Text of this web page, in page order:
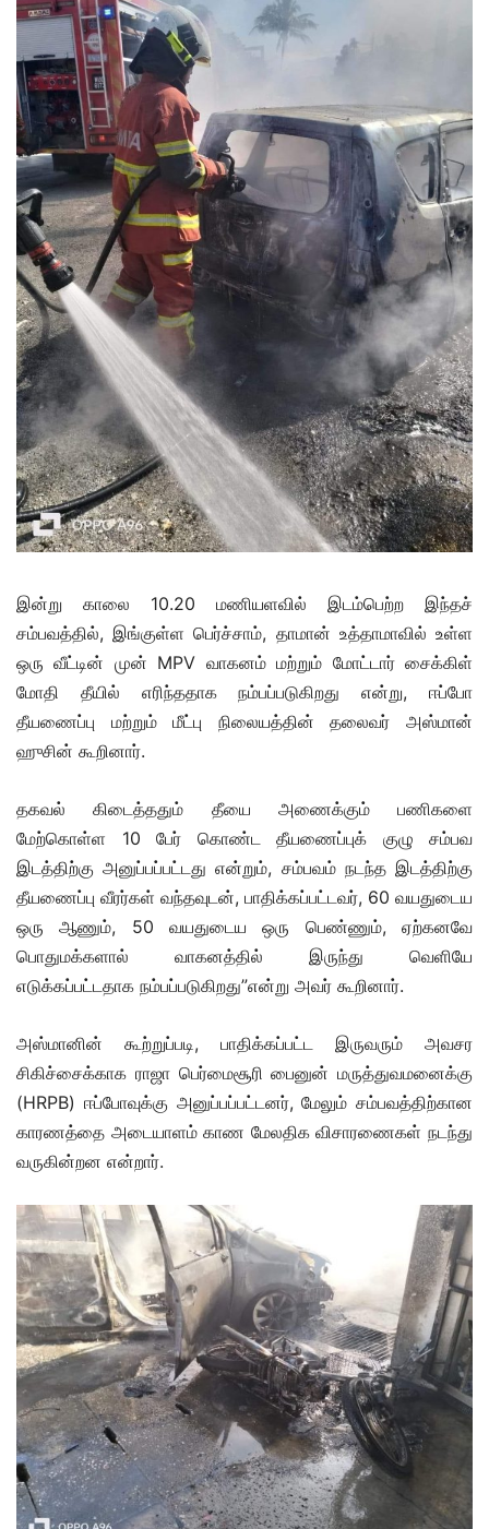
இன்று காலை 10.20 மணியளவில் இடம்பெற்ற இந்தச்
சம்பவத்தில், இங்குள்ள பெர்ச்சாம், தாமான் உத்தாமாவில் உள்ள
ஒரு வீட்டின் முன் MPV வாகனம் மற்றும் மோட்டார் சைக்கிள்
மோதி தீயில் எரிந்ததாக நம்பப்படுகிறது என்று, ஈப்போ
தீயணைப்பு மற்றும் மீட்பு நிலையத்தின் தலைவர் அஸ்மான்
ஹுசின் கூறினார்.
தகவல் கிடைத்ததும் தீயை அணைக்கும் பணிகளை
மேற்கொள்ள 10 பேர் கொண்ட தீயணைப்புக் குழு சம்பவ
இடத்திற்கு அனுப்பப்பட்டது என்றும், சம்பவம் நடந்த இடத்திற்கு
தீயணைப்பு வீரர்கள் வந்தவுடன், பாதிக்கப்பட்டவர், 60 வயதுடைய
ஒரு ஆணும், 50 வயதுடைய ஒரு பெண்ணும், ஏற்கனவே
பொதுமக்களால் வாகனத்தில் இருந்து வெளியே
எடுக்கப்பட்டதாக நம்பப்படுகிறது”என்று அவர் கூறினார்.
அஸ்மானின் கூற்றுப்படி, பாதிக்கப்பட்ட இருவரும் அவசர
சிகிச்சைக்காக ராஜா பெர்மைசூரி பைனுன் மருத்துவமனைக்கு
(HRPB) ஈப்போவுக்கு அனுப்பப்பட்டனர், மேலும் சம்பவத்திற்கான
காரணத்தை அடையாளம் காண மேலதிக விசாரணைகள் நடந்து
வருகின்றன என்றார்.